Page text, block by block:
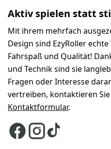
Aktiv spielen statt
Mit ihrem mehrfach
Design sind EzyRoller
Fahrspaß und Qualität!
und Technik sind sie
Fragen oder Interesse
vertreiben, kontaktieren
Kontaktformular.